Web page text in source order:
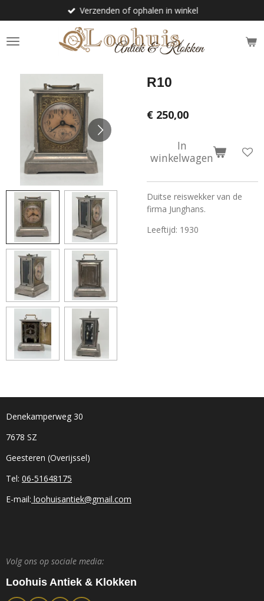
direct
naar
de
Verzenden of ophalen in winkel
R10
€ 250,00
In
winkelwagen
Duitse reiswekker van de
firma Junghans.
Leeftijd: 1930
Denekamperweg 30
7678 SZ
Geesteren (Overijssel)
Tel: 06-51648175
E-mail: loohuisantiek@gmail.com
Volg ons op sociale media:
Loohuis Antiek & Klokken